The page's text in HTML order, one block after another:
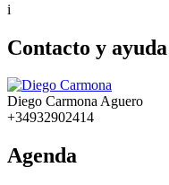
i
Contacto y ayuda
Diego Carmona Aguero
+34932902414
Agenda